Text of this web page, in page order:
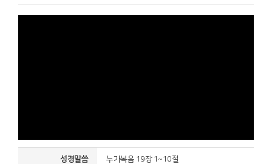
성경말씀 누가복음 19장 1~10절